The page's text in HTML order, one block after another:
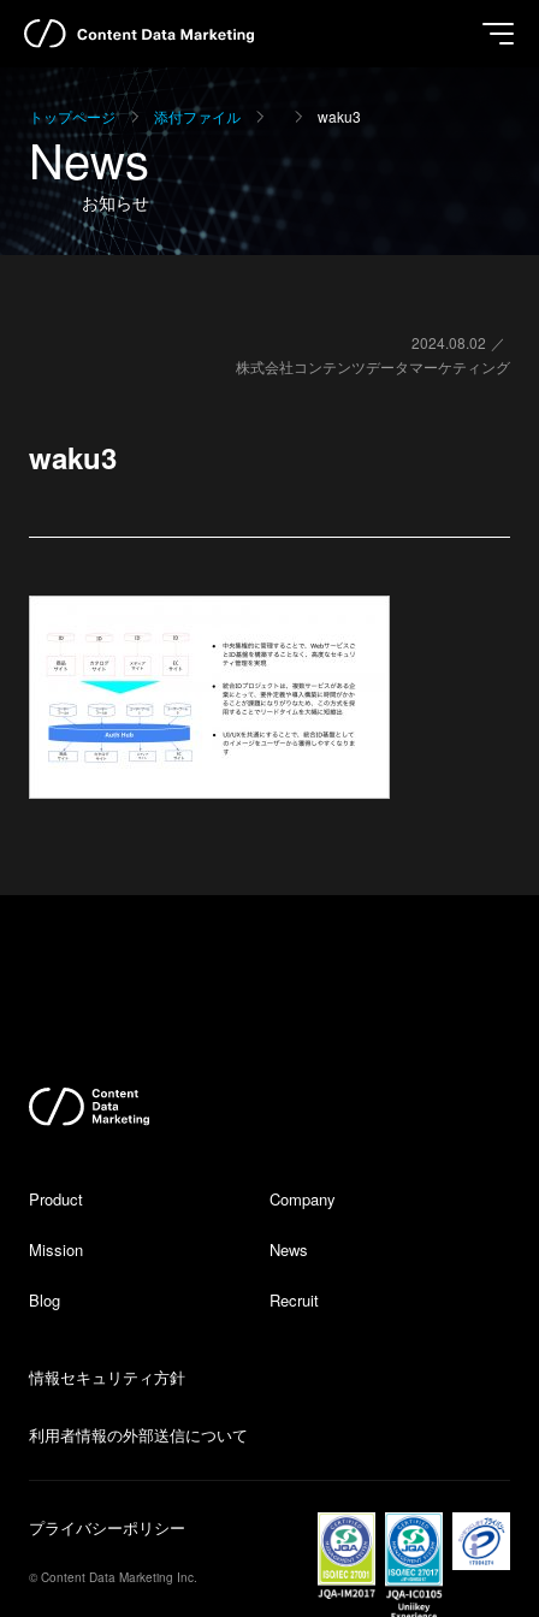
トップページ 添付ファイル waku3
News
お知らせ
2024.08.02
株式会社コンテンツデータマーケティング
waku3
Product Company
Mission News
Blog Recruit
情報セキュリティ方針
利用者情報の外部送信について
プライバシーポリシー
© Content Data Marketing Inc.